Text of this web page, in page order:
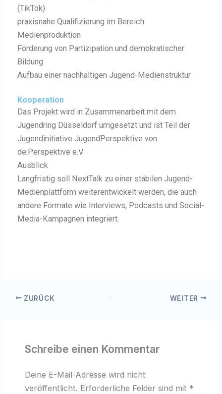
(TikTok)
praxisnahe Qualifizierung im Bereich
Medienproduktion
Förderung von Partizipation und demokratischer
Bildung
Aufbau einer nachhaltigen Jugend-Medienstruktur
Kooperation
Das Projekt wird in Zusammenarbeit mit dem
Jugendring Düsseldorf umgesetzt und ist Teil der
Jugendinitiative JugendPerspektive von
de.Perspektive e.V.
Ausblick
Langfristig soll NextTalk zu einer stabilen Jugend-
Medienplattform weiterentwickelt werden, die auch
andere Formate wie Interviews, Podcasts und Social-
Media-Kampagnen integriert.
ZURÜCK WEITER
Schreibe einen Kommentar
Deine E-Mail-Adresse wird nicht
veröffentlicht. Erforderliche Felder sind mit *